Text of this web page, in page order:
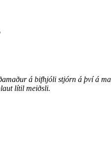
á bifhjóli stjórn á því á
lítil meiðsli.